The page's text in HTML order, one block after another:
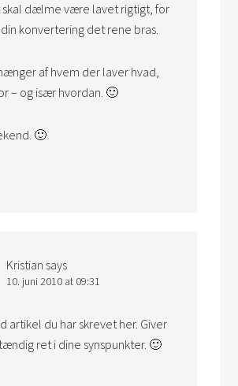
dælme være lavet rigtigt, for
konvertering det rene bras.
af hvem der laver hvad,
– og især hvordan. 🙂
🙂
Kristian says
10. juni 2010 at 09:31
artikel du har skrevet her. Giver
ret i dine synspunkter. 🙂